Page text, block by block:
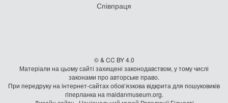
Співпраця
© & CC BY 4.0
Матеріали на цьому сайті захищені законодавством, у тому числі
законами про авторське право.
При передруку на iнтернет-сайтах обов’язкова відкрита для пошуковиків
гiперланка на maidanmuseum.org.